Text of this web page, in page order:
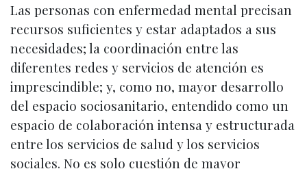
Las personas con enfermedad mental precisan
recursos suficientes y estar adaptados a sus
necesidades; la coordinación entre las
diferentes redes y servicios de atención es
imprescindible; y, como no, mayor desarrollo
del espacio sociosanitario, entendido como un
espacio de colaboración intensa y estructurada
entre los servicios de salud y los servicios
sociales. No es solo cuestión de mayor